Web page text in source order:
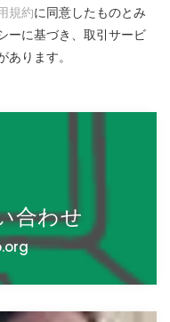
規約に同意したものとみ
ーに基づき、取引サービ
ります。
合わせ